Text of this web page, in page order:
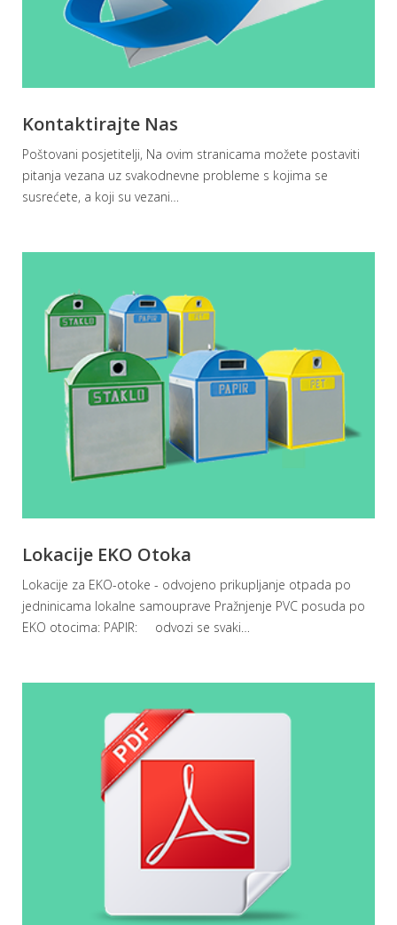
Kontaktirajte Nas
Poštovani posjetitelji, Na ovim stranicama možete postaviti
pitanja vezana uz svakodnevne probleme s kojima se
susrećete, a koji su vezani…
Lokacije EKO Otoka
Lokacije za EKO-otoke - odvojeno prikupljanje otpada po
jedninicama lokalne samouprave Pražnjenje PVC posuda po
EKO otocima: PAPIR: odvozi se svaki…